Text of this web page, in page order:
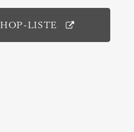
LISTE